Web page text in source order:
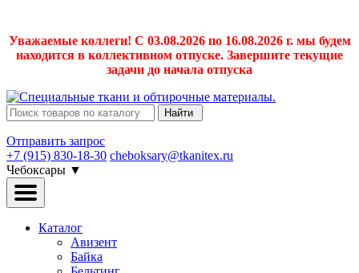
Уважаемые коллеги! С 03.08.2026 по 16.08.2026 г. мы будем
находится в коллективном отпуске. Завершите текущие
задачи до начала отпуска
Найти
Отправить запрос
+7 (915) 830-18-30 cheboksary@tkanitex.ru
Чебоксары ▼
Каталог
Авизент
Байка